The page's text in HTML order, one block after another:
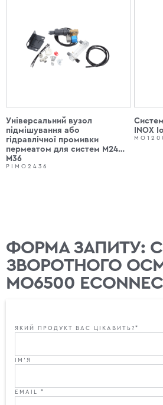
Універсальний вузол
підмішування або
гідравлічної промивки
пермеатом для систем М24…
М36
PIMO2436
INOX
ФОРМА ЗАПИТУ:
ЗВОРОТНОГО
МО6500
ЯКИЙ ПРОДУКТ ВАС ЦІКАВИТЬ?*
ІМ'Я
EMAIL *